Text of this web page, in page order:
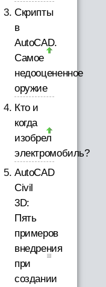
Скрипты
в
AutoCAD.
Самое
недооцененное
оружие
Кто и
когда
изобрел
электромобиль?
AutoCAD
Civil
3D:
Пять
примеров
внедрения
при
создании